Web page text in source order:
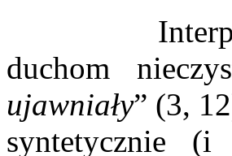
duchom
ujawniały” (3,
syntetycznie (i